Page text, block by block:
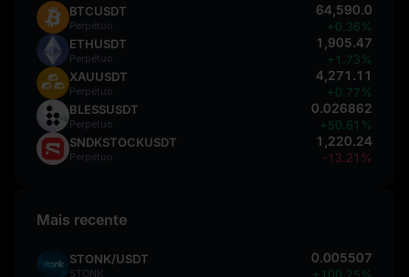
BTCUSDT
Perpétuo
64,590.0
+0.36%
ETHUSDT
Perpétuo
1,905.47
+1.73%
XAUUSDT
Perpétuo
4,271.11
+0.77%
BLESSUSDT
Perpétuo
0.026862
+50.61%
SNDKSTOCKUSDT
Perpétuo
1,220.24
-13.21%
Mais recente
STONK/USDT
STONK
0.005507